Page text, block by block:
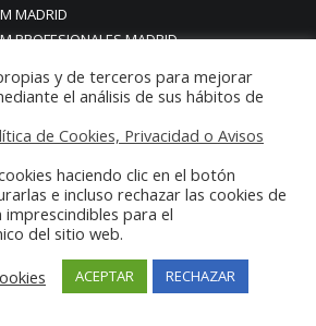
MADRID
PROFESIONALES MADRID
• MOBILIARIO • ENCIMERAS •
ESTRUCTURAS • ELEMENTOS
INOXIDABLE
A MEDIDA PERSONALIZADAS PARA
ACERO INOXIDABLE
HORECA
HOSTELERÍA MADRID
industriales monoblock a medida
y de terceros para mejorar
el análisis de sus hábitos de
de Cookies, Privacidad o Avisos
haciendo clic en el botón
e incluso rechazar las cookies de
para el
del sitio web.
ACEPTAR RECHAZAR